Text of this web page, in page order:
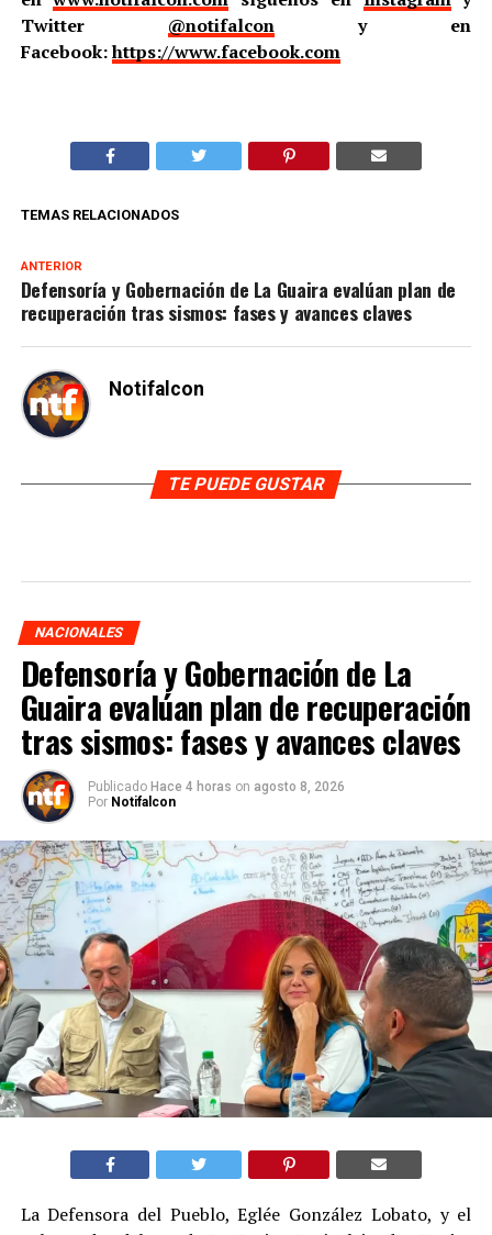
Twitter @notifalcony en
Facebook:https://www.facebook.com
TEMAS RELACIONADOS
ANTERIOR
Defensoría y Gobernación de La Guaira evalúan plan de
recuperación tras sismos: fases y avances claves
Notifalcon
TE PUEDE GUSTAR
NACIONALES
Defensoría y Gobernación de La
Guaira evalúan plan de recuperación
tras sismos: fases y avances claves
Publicado Hace 4 horas on agosto 8, 2026
Por Notifalcon
La Defensora del Pueblo, Eglée González Lobato, y el